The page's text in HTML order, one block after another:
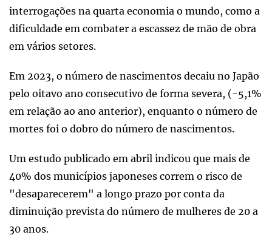
interrogações na quarta economia o mundo, como a
dificuldade em combater a escassez de mão de obra
em vários setores.
Em 2023, o número de nascimentos decaiu no Japão
pelo oitavo ano consecutivo de forma severa, (-5,1%
em relação ao ano anterior), enquanto o número de
mortes foi o dobro do número de nascimentos.
Um estudo publicado em abril indicou que mais de
40% dos municípios japoneses correm o risco de
"desaparecerem" a longo prazo por conta da
diminuição prevista do número de mulheres de 20 a
30 anos.